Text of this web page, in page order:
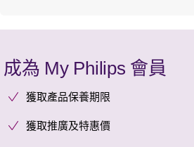
成為 My Philips 會員
獲取產品保養期限
獲取推廣及特惠價